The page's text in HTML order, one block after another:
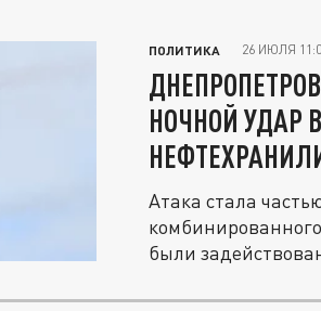
ПОЛИТИКА 26 ИЮЛЯ
НОЧНОЙ УДАР
Атака стала
были